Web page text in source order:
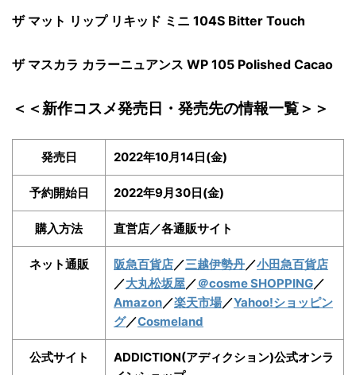
ザ マット リップ リキッド ミニ 104S Bitter Touch
ザ マスカラ カラーニュアンス WP 105 Polished Cacao
＜＜新作コスメ発売日・発売先の情報一覧＞＞
発売日 2022年10月14日(金)
予約開始日 2022年9月30日(金)
購入方法 直営店／各通販サイト
ネット通販 阪急百貨店／三越伊勢丹／小田急百貨店
／大丸松坂屋／＠cosme SHOPPING／
Amazon／楽天市場／Yahoo!ショッピン
グ／Cosmeland
公式サイト
ADDICTION(アディクション)公式オンラ